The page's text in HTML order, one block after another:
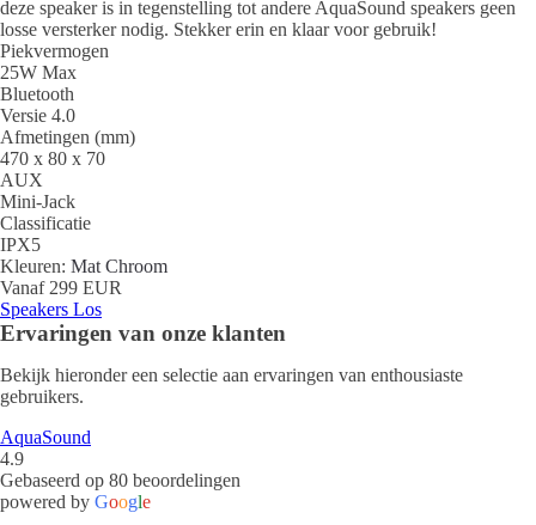
deze speaker is in tegenstelling tot andere AquaSound speakers geen
losse versterker nodig. Stekker erin en klaar voor gebruik!
Piekvermogen
25W Max
Bluetooth
Versie 4.0
Afmetingen (mm)
470 x 80 x 70
AUX
Mini-Jack
Classificatie
IPX5
Kleuren: Mat Chroom
Vanaf 299 EUR
Speakers Los
Ervaringen van onze klanten
Bekijk hieronder een selectie aan ervaringen van enthousiaste
gebruikers.
AquaSound
4.9
Gebaseerd op 80 beoordelingen
powered by Google